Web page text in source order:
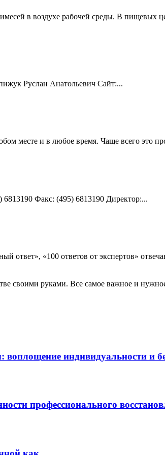
в воздухе рабочей среды. В пищевых
Руслан Анатольевич Сайт:...
месте и в любое время. Чаще всего это
6813190 Факс: (495) 6813190 Директор:...
«100 ответов от экспертов»
своими руками. Все самое важное и
индивидуальности и
профессионального